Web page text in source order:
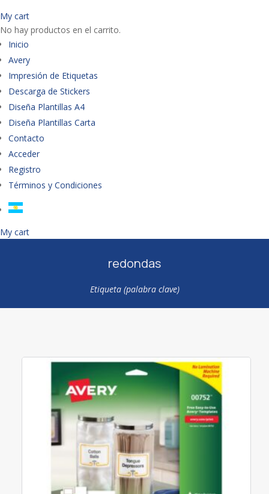
My cart
No hay productos en el carrito.
Inicio
Avery
Impresión de Etiquetas
Descarga de Stickers
Diseña Plantillas A4
Diseña Plantillas Carta
Contacto
Acceder
Registro
Términos y Condiciones
My cart
redondas
Etiqueta (palabra clave)